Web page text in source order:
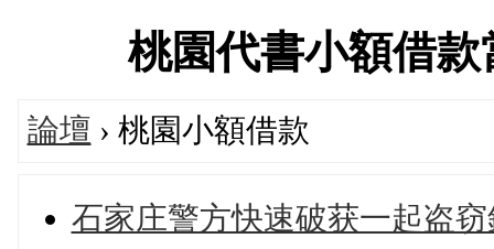
桃園代書小額借
論壇 › 桃園小額借款
石家庄警方快速破获一起盗